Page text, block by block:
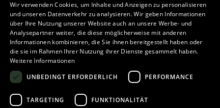
Impressum
Datenschutz
Barrierefreiheitserklärung
Wir verwenden Cookies, um Inhalte und Anzeigen zu personalisieren
und unseren Datenverkehr zu analysieren. Wir geben Informationen
über Ihre Nutzung unserer Website auch an unsere Werbe- und
Analysepartner weiter, die diese möglicherweise mit anderen
Informationen kombinieren, die Sie ihnen bereitgestellt haben oder
die sie im Rahmen Ihrer Nutzung ihrer Dienste gesammelt haben.
Weitere Informationen
UNBEDINGT ERFORDERLICH
PERFORMANCE
TARGETING FUNKTIONALITÄT